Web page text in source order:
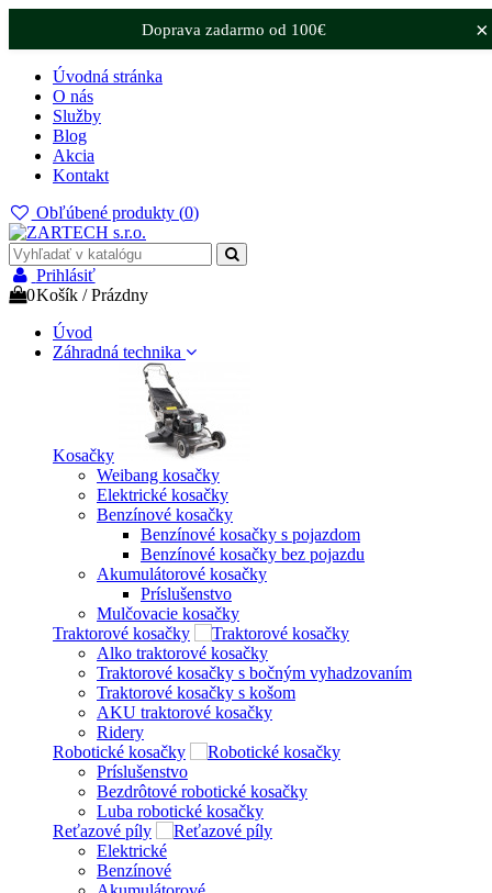
×
Doprava zadarmo od 100€
Úvodná stránka
O nás
Služby
Blog
Akcia
Kontakt
Obľúbené produkty (0)
Prihlásiť
0Košík /Prázdny
Úvod
Záhradná technika
Kosačky
Weibang kosačky
Elektrické kosačky
Benzínové kosačky
Benzínové kosačky s pojazdom
Benzínové kosačky bez pojazdu
Akumulátorové kosačky
Príslušenstvo
Mulčovacie kosačky
Traktorové kosačky
Alko traktorové kosačky
Traktorové kosačky s bočným vyhadzovaním
Traktorové kosačky s košom
AKU traktorové kosačky
Ridery
Robotické kosačky
Príslušenstvo
Bezdrôtové robotické kosačky
Luba robotické kosačky
Reťazové píly
Elektrické
Benzínové